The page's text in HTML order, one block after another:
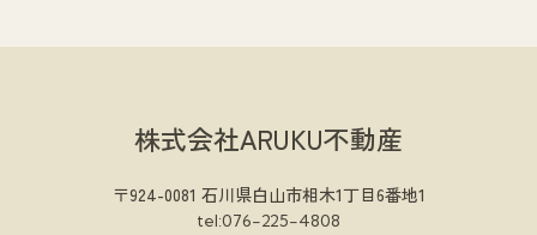
株式会社ARUKU不動産
〒924-0081 石川県白山市相木1丁目6番地1
tel:076-225-4808